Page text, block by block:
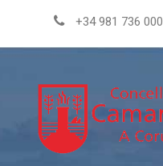
+34 981 736 000